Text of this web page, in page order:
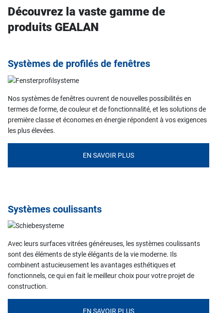
Découvrez la vaste gamme de
produits GEALAN
Systèmes de profilés de fenêtres
Nos systèmes de fenêtres ouvrent de nouvelles possibilités en
termes de forme, de couleur et de fonctionnalité, et les solutions de
première classe et économes en énergie répondent à vos exigences
les plus élevées.
EN SAVOIR PLUS
Systèmes coulissants
Avec leurs surfaces vitrées généreuses, les systèmes coulissants
sont des éléments de style élégants de la vie moderne. Ils
combinent astucieusement les avantages esthétiques et
fonctionnels, ce qui en fait le meilleur choix pour votre projet de
construction.
EN SAVOIR PLUS